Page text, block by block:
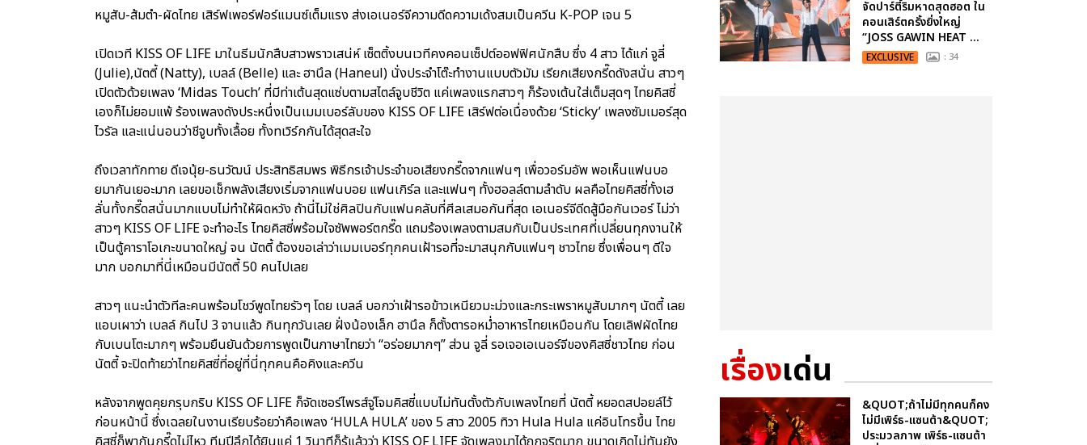
หมูสับ-ส้มตำ-ผัดไทย เสิร์ฟเพอร์ฟอร์แมนซ์เต็มแรง ส่งเอเนอร์จีความดีดความเด้งสมเป็นควีน K-POP เจน 5
เปิดเวที KISS OF LIFE มาในธีมนักสืบสาวพราวเสน่ห์ เซ็ตติ้งบนเวทีคงคอนเซ็ปต์ออฟฟิศนักสืบ ซึ่ง 4 สาว ได้แก่ จูลี่
(Julie),นัตตี้ (Natty), เบลล์ (Belle) และ ฮานึล (Haneul) นั่งประจำโต๊ะทำงานแบบตัวมัม เรียกเสียงกรี๊ดดังสนั่น สาวๆ
เปิดตัวด้วยเพลง ‘Midas Touch’ ที่มีท่าเต้นสุดแซ่บตามสไตล์จูบชีวิต แค่เพลงแรกสาวๆ ก็ร้องเต้นใส่เต็มสุดๆ ไทยคิสซี่
เองก็ไม่ยอมแพ้ ร้องเพลงดังประหนึ่งเป็นเมมเบอร์ลับของ KISS OF LIFE เสิร์ฟต่อเนื่องด้วย ‘Sticky’ เพลงซัมเมอร์สุด
ไวรัล และแน่นอนว่าชีจูบทั้งเลื้อย ทั้งทเวิร์กกันได้สุดสะใจ
ถึงเวลาทักทาย ดีเจนุ้ย-ธนวัฒน์ ประสิทธิสมพร พิธีกรเจ้าประจำขอเสียงกรี๊ดจากแฟนๆ เพื่อวอร์มอัพ พอเห็นแฟนบอ
ยมากันเยอะมาก เลยขอเช็กพลังเสียงเริ่มจากแฟนบอย แฟนเกิร์ล และแฟนๆ ทั้งฮอลล์ตามลำดับ ผลคือไทยคิสซี่ทั้งเฮ
ลั่นทั้งกรี๊ดสนั่นมากแบบไม่ทำให้ผิดหวัง ถ้านี่ไม่ใช่ศิลปินกับแฟนคลับที่ศีลเสมอกันที่สุด เอเนอร์จีดีดสู้มือกันเวอร์ ไม่ว่า
สาวๆ KISS OF LIFE จะทำอะไร ไทยคิสซี่พร้อมใจซัพพอร์ตกรี๊ด แถมร้องเพลงตามสมกับเป็นประเทศที่เปลี่ยนทุกงานให้
เป็นตู้คาราโอเกะขนาดใหญ่ จน นัตตี้ ต้องขอเล่าว่าเมมเบอร์ทุกคนเฝ้ารอที่จะมาสนุกกับแฟนๆ ชาวไทย ซึ่งเพื่อนๆ ดีใจ
มาก บอกมาที่นี่เหมือนมีนัตตี้ 50 คนไปเลย
สาวๆ แนะนำตัวทีละคนพร้อมโชว์พูดไทยรัวๆ โดย เบลล์ บอกว่าเฝ้ารอข้าวเหนียวมะม่วงและกระเพราหมูสับมากๆ นัตตี้ เลย
แอบเผาว่า เบลล์ กินไป 3 จานแล้ว กินทุกวันเลย ฝั่งน้องเล็ก ฮานึล ก็ตั้งตารอหม่ำอาหารไทยเหมือนกัน โดยเลิฟผัดไทย
กับเบนโตะมากๆ พร้อมยืนยันด้วยการพูดเป็นภาษาไทยว่า “อร่อยมากๆ” ส่วน จูลี่ รอเจอเอเนอร์จีของคิสซี่ชาวไทย ก่อน
นัตตี้ จะปิดท้ายว่าไทยคิสซี่ที่อยู่ที่นี่ทุกคนคือคิงและควีน
หลังจากพูดคุยกรุบกริบ KISS OF LIFE ก็จัดเซอร์ไพรส์จู่โจมคิสซี่แบบไม่ทันตั้งตัวกับเพลงไทยที่ นัตตี้ หยอดสปอยล์ไว้
ก่อนหน้านี้ ซึ่งเฉลยในงานเรียบร้อยว่าคือเพลง ‘HULA HULA’ ของ 5 สาว 2005 ทิวา Hula Hula แค่อินโทรขึ้น ไทย
จัดปาร์ตี้ริมหาดสุดฮอต ใน
คอนเสิร์ตครั้งยิ่งใหญ่
“JOSS GAWIN HEAT ...
EXCLUSIVE : 34
เรื่องเด่น
&QUOT;ถ้าไม่มีทุกคนก็คง
ไม่มีเพิร์ธ-แซนต้า&QUOT;
ประมวลภาพ เพิร์ธ-แซนต้า